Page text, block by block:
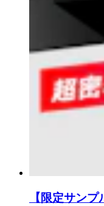
【限定サン